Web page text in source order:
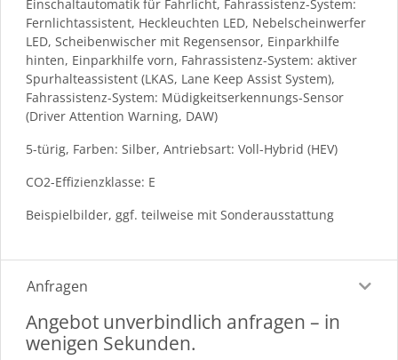
Einschaltautomatik für Fahrlicht, Fahrassistenz-System:
Fernlichtassistent, Heckleuchten LED, Nebelscheinwerfer
LED, Scheibenwischer mit Regensensor, Einparkhilfe
hinten, Einparkhilfe vorn, Fahrassistenz-System: aktiver
Spurhalteassistent (LKAS, Lane Keep Assist System),
Fahrassistenz-System: Müdigkeitserkennungs-Sensor
(Driver Attention Warning, DAW)
5-türig, Farben: Silber, Antriebsart: Voll-Hybrid (HEV)
CO2-Effizienzklasse: E
Beispielbilder, ggf. teilweise mit Sonderausstattung
Anfragen
Angebot unverbindlich anfragen – in
wenigen Sekunden.